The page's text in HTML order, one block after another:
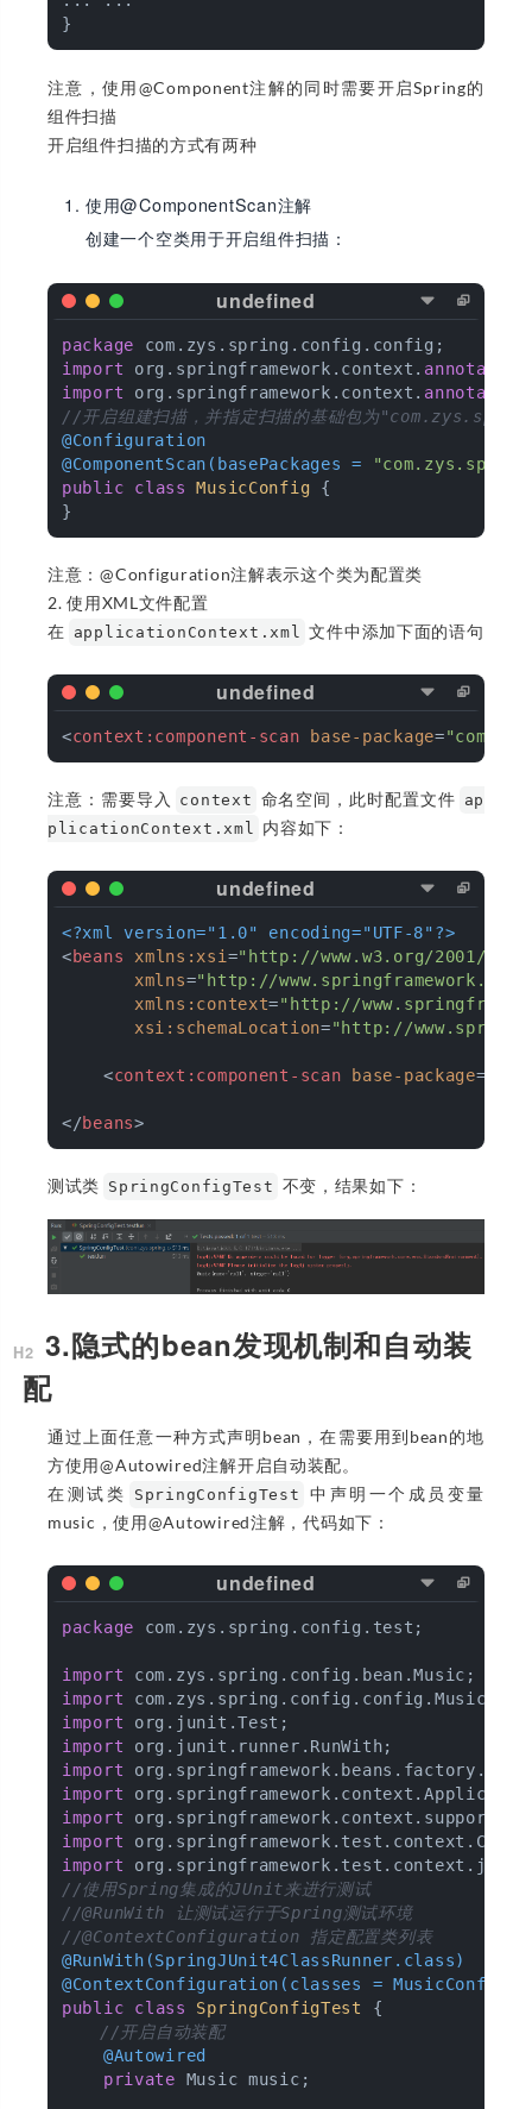
注意，使用@Component注解的同时需要开启Spring的
组件扫描
开启组件扫描的方式有两种
使用@ComponentScan注解
创建一个空类用于开启组件扫描：
package
import org.springframework.context. annotation
import org.springframework.context. annotation
//开启组建扫描，并指定扫描的基础包为
@Configuration
@ComponentScan(basePackages =
public
class MusicConfig
{
注意：@Configuration注解表示这个类为配置类
2. 使用XML文件配置
在 applicationContext.xml 文件中添加下面的语句
<context:component-scan base-package=
注意：需要导入 context 命名空间，此时配置文件 ap
plicationContext.xml
内容如下：
<?xml version="1.0" encoding="UTF-8"?>
<beans xmlns:xsi ="http://www.w3.org/2001/
xmlns="http://www.springframework.org/
xmlns:context="http://
xsi:schemaLocation="http://
<context:component-scan base-package=
</beans>
测试类 SpringConfigTest 不变，结果如下：
3.隐式的bean发现机制和自动装
配
通过上面任意一种方式声明bean，在需要用到bean的地
方使用@Autowired注解开启自动装配。
在测试类
SpringConfigTest
中声明一个成员变量
music，使用@Autowired注解，代码如下：
package com.zys.spring.config.test;
import
import
import
import
import
import
import
import
import
//使用Spring集成的JUnit来进行测试
//@RunWith 让测试运行于Spring测试环境
//@ContextConfiguration 指定配置类列表
@RunWith(SpringJUnit4ClassRunner.class)
@ContextConfiguration(classes =
public
class SpringConfigTest
{
//开启自动装配
@Autowired
private Music music;